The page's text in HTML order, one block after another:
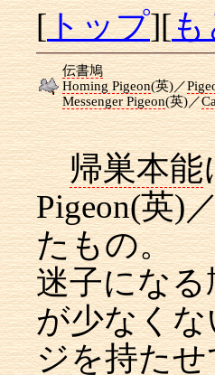
[トップ][も
伝書鳩
Homing Pigeon(英)／
Messenger Pigeon(英)／
帰巣本能
Pigeon(英)
たもの。
迷子にな
が少なく
ジを持た